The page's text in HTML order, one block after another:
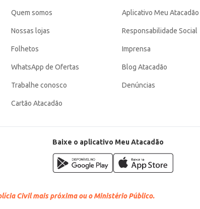
Quem somos
Nossas lojas
Folhetos
WhatsApp de Ofertas
Trabalhe conosco
Cartão Atacadão
Aplicativo Meu Atacadão
Responsabilidade Social
Imprensa
Blog Atacadão
Denúncias
Baixe o aplicativo Meu Atacadão
Civil mais próxima ou o Ministério Público.